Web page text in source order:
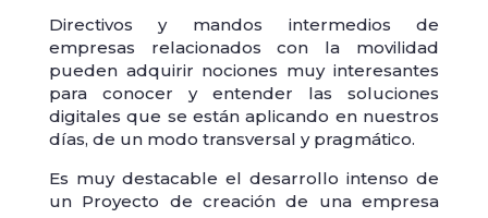
Directivos y mandos intermedios de
empresas relacionados con la movilidad
pueden adquirir nociones muy interesantes
para conocer y entender las soluciones
digitales que se están aplicando en nuestros
días, de un modo transversal y pragmático.
Es muy destacable el desarrollo intenso de
un Proyecto de creación de una empresa